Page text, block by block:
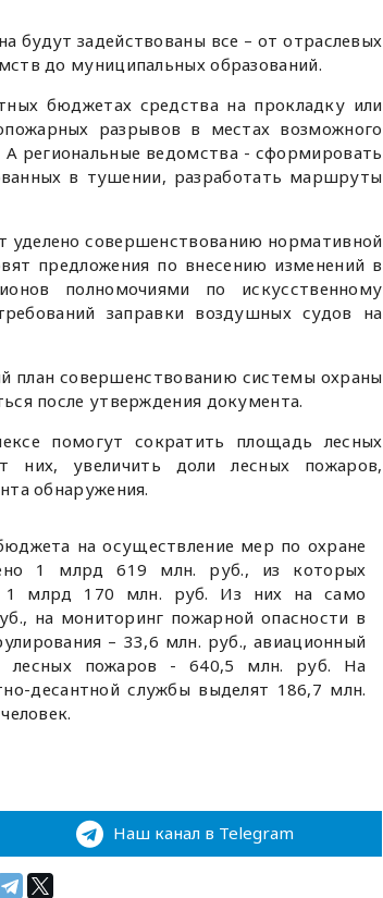
будут задействованы все – от отраслевых
до муниципальных образований.
бюджетах средства на прокладку или
разрывов в местах возможного
региональные ведомства - сформировать
в тушении, разработать маршруты
уделено совершенствованию нормативной
предложения по внесению изменений в
полномочиями по искусственному
заправки воздушных судов на
план совершенствованию системы охраны
после утверждения документа.
помогут сократить площадь лесных
увеличить доли лесных пожаров,
обнаружения.
на осуществление мер по охране
1 млрд 619 млн. руб., из которых
1 млрд 170 млн. руб. Из них на само
на мониторинг пожарной опасности в
– 33,6 млн. руб., авиационный
лесных пожаров - 640,5 млн. руб. На
десантной службы выделят 186,7 млн.
Наш канал в Telegram